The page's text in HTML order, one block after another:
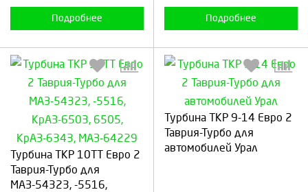
Подробнее Подробнее
Турбина ТКР 10ТТ Евро 2
Таврия-Турбо для
МАЗ-54323, -5516,
Выберите количество:
Турбина ТКР 9-14 Евро 2
Таврия-Турбо для
автомобилей Урал
Выберите количество: